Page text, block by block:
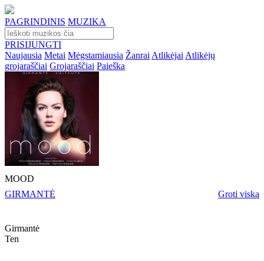
PAGRINDINIS MUZIKA
PRISIJUNGTI
Naujausia Metai Mėgstamiausia Žanrai Atlikėjai Atlikėjų
grojaraščiai Grojaraščiai Paieška
MOOD
GIRMANTĖ
Groti viską
Girmantė
Ten